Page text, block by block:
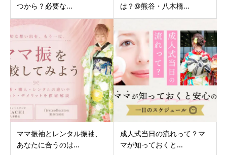
つから？必要な...
は？@熊谷・八木橋...
ママ振袖とレンタル振袖、
あなたに合うのは...
成人式当日の流れって？マ
マが知っておくと...